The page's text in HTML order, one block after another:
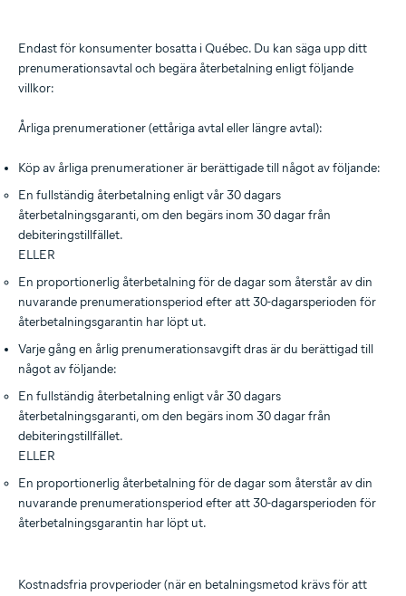
Endast för konsumenter bosatta i Québec. Du kan säga upp ditt
prenumerationsavtal och begära återbetalning enligt följande
villkor:
Årliga prenumerationer (ettåriga avtal eller längre avtal):
Köp av årliga prenumerationer är berättigade till något av följande:
En fullständig återbetalning enligt vår 30 dagars
återbetalningsgaranti, om den begärs inom 30 dagar från
debiteringstillfället.
ELLER
En proportionerlig återbetalning för de dagar som återstår av din
nuvarande prenumerationsperiod efter att 30-dagarsperioden för
återbetalningsgarantin har löpt ut.
Varje gång en årlig prenumerationsavgift dras är du berättigad till
något av följande:
En fullständig återbetalning enligt vår 30 dagars
återbetalningsgaranti, om den begärs inom 30 dagar från
debiteringstillfället.
ELLER
En proportionerlig återbetalning för de dagar som återstår av din
nuvarande prenumerationsperiod efter att 30-dagarsperioden för
återbetalningsgarantin har löpt ut.
Kostnadsfria provperioder (när en betalningsmetod krävs för att